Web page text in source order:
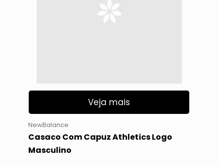
Veja mais
NewBalance
Casaco Com Capuz Athletics Logo
Masculino